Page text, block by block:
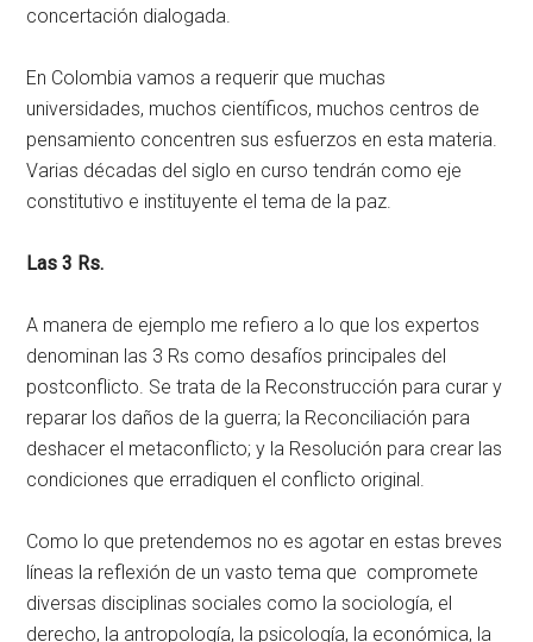
concertación dialogada.
En Colombia vamos a requerir que muchas
universidades, muchos científicos, muchos centros de
pensamiento concentren sus esfuerzos en esta materia.
Varias décadas del siglo en curso tendrán como eje
constitutivo e instituyente el tema de la paz.
Las 3 Rs.
A manera de ejemplo me refiero a lo que los expertos
denominan las 3 Rs como desafíos principales del
postconflicto. Se trata de la Reconstrucción para curar y
reparar los daños de la guerra; la Reconciliación para
deshacer el metaconflicto; y la Resolución para crear las
condiciones que erradiquen el conflicto original.
Como lo que pretendemos no es agotar en estas breves
líneas la reflexión de un vasto tema que compromete
diversas disciplinas sociales como la sociología, el
derecho, la antropología, la psicología, la económica, la